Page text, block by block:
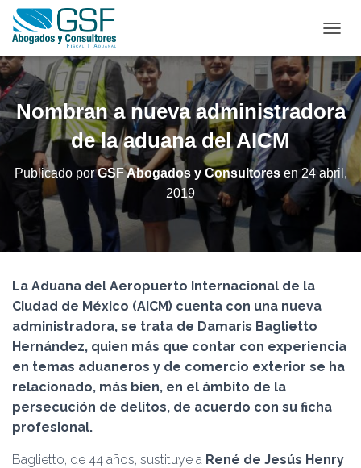
A
M
B
I
A
R
M
D
O
D
A
I
Ó
Nombran a nueva administradora
de la aduana del AICM
Publicado porGSF Abogados y Consultoresen 24 abril,
2019
La Aduana del Aeropuerto Internacional de la
Ciudad de México (AICM) cuenta con una nueva
administradora, se trata de Damaris Baglietto
Hernández, quien más que contar con experiencia
en temas aduaneros y de comercio exterior se ha
relacionado, más bien, en el ámbito de la
persecución de delitos, de acuerdo con su ficha
profesional.
Baglietto, de 44 años, sustituye a René de Jesús Henry